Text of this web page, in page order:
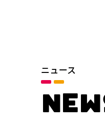
ニュース
カテゴリ
サービスニュース